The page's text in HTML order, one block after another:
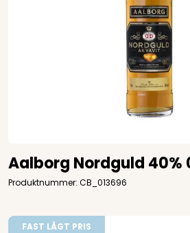
Aalborg Nordguld 40%
Produktnummer: CB_013696
FAST LÅGT PRIS